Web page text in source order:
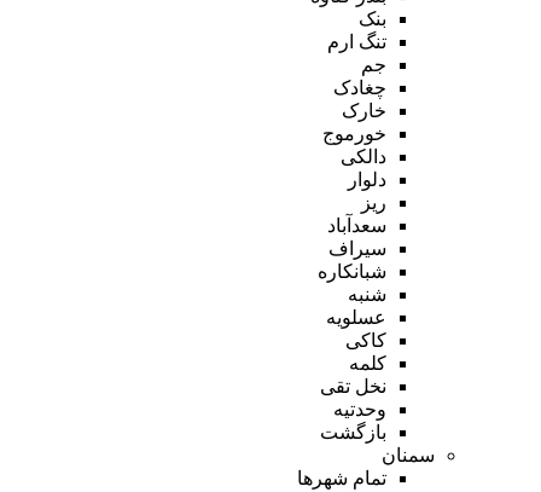
بنک
تنگ ارم
جم
چغادک
خارک
خورموج
دالکی
دلوار
ریز
سعدآباد
سیراف
شبانکاره
شنبه
عسلویه
کاکی
کلمه
نخل تقی
وحدتیه
بازگشت
سمنان
تمام شهر‌ها